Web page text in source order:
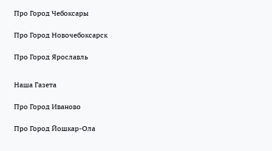
Про Город Чебоксары
Про Город Новочебоксарск
Про Город Ярославль
Наша Газета
Про Город Иваново
Про Город Йошкар-Ола